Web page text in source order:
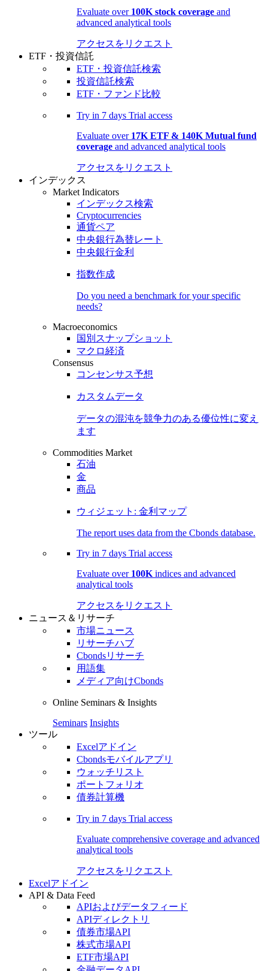
Evaluate over 100K stock coverage and
advanced analytical tools
アクセスをリクエスト
ETF・投資信託
ETF・投資信託検索
投資信託検索
ETF・ファンド比較
Try in 7 days Trial access
Evaluate over 17K ETF & 140K Mutual fund
coverage and advanced analytical tools
アクセスをリクエスト
インデックス
Market Indicators
インデックス検索
Cryptocurrencies
通貨ペア
中央銀行為替レート
中央銀行金利
指数作成
Do you need a benchmark for your specific
needs?
Macroeconomics
国別スナップショット
マクロ経済
Consensus
コンセンサス予想
カスタムデータ
データの混沌を競争力のある優位性に変え
ます
Commodities Market
石油
金
商品
ウィジェット: 金利マップ
The report uses data from the Cbonds database.
Try in 7 days Trial access
Evaluate over 100K indices and advanced
analytical tools
アクセスをリクエスト
ニュース＆リサーチ
市場ニュース
リサーチハブ
Cbondsリサーチ
用語集
メディア向けCbonds
Online Seminars & Insights
Seminars Insights
ツール
Excelアドイン
Cbondsモバイルアプリ
ウォッチリスト
ポートフォリオ
債券計算機
Try in 7 days Trial access
Evaluate comprehensive coverage and advanced
analytical tools
アクセスをリクエスト
Excelアドイン
API & Data Feed
APIおよびデータフィード
APIディレクトリ
債券市場API
株式市場API
ETF市場API